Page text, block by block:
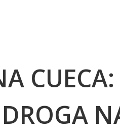
CUECA: